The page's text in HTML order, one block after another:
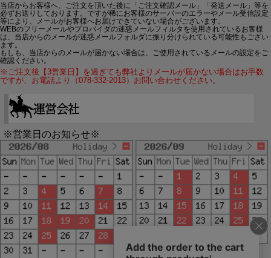
当店からお客様へ、ご注文を頂いた後に「ご注文確認メール」「発送メール」等を
必ずお送りしております。ですが稀にお客様のサーバーのエラーやメール受信設定
等により、メールがお客様へお届けできていない場合がございます。
WEBのフリーメールやプロバイダの迷惑メールフィルタを使用されているお客様
は、当店からのメールが迷惑メールフォルダに振り分けられている可能性もござい
ます。
もしも、当店からのメールが届かない場合は、ご使用されているメールの設定をご
確認ください。
※ご注文後【3営業日】を過ぎても弊社よりメールが届かない場合はお手数
ですが、お電話より（078-332-2013）お問い合わせください。
※営業日のお知らせ※